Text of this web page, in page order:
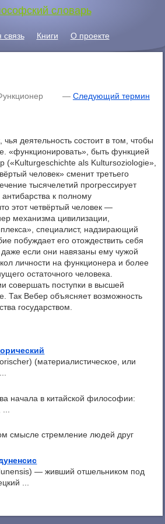
словарь
связь Книги О проекте
— Следующий термин
деятельность состоит в том, чтобы
«функционировать», быть функцией
(«Kulturgeschichte als Kultursoziologie»,
человек» сменит третьего
тысячелетий прогрессирует
антибарства к полному
этот четвёртый человек —
механизма цивилизации,
специалист, надзирающий
побуждает его отождествить себя
если они навязаны ему чужой
личности на функционера и более
остаточного человека.
совершать поступки в высшей
Так Вебер объясняет возможность
государством.
(материалистическое, или
начала в китайской философии:
смысле стремление людей друг
— живший отшельником под
...